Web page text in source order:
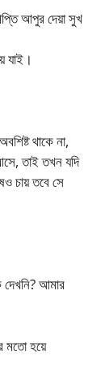
আপুর দেয়া সুখ
যাই।
থাকে না,
তাই তখন যদি
চায় তবে সে
আমার
মতো হয়ে